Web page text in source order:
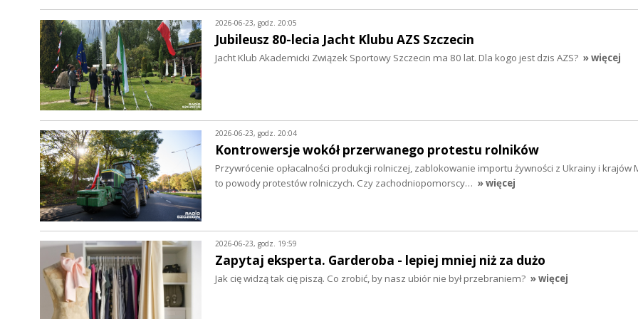
2026-06-23, godz. 20:05
Jubileusz 80-lecia Jacht Klubu AZS Szczecin
Jacht Klub Akademicki Związek Sportowy Szczecin ma 80 lat. Dla kogo jest dzis AZS? » więcej
2026-06-23, godz. 20:04
Kontrowersje wokół przerwanego protestu rolników
Przywrócenie opłacalności produkcji rolniczej, zablokowanie importu żywności z Ukrainy i krajów
to powody protestów rolniczych. Czy zachodniopomorscy… » więcej
2026-06-23, godz. 19:59
Zapytaj eksperta. Garderoba - lepiej mniej niż za dużo
Jak cię widzą tak cię piszą. Co zrobić, by nasz ubiór nie był przebraniem? » więcej